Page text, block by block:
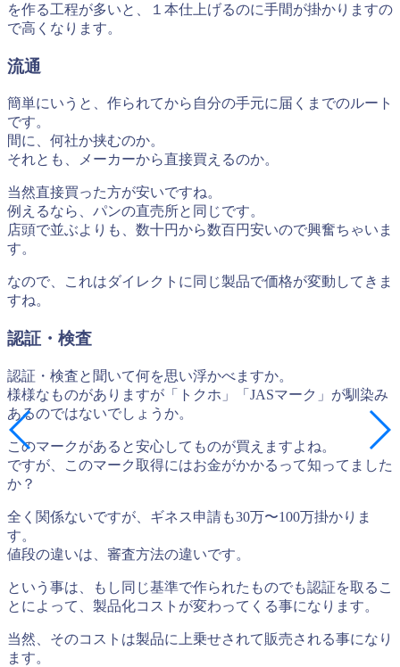
を作る工程が多いと、１本仕上げるのに手間が掛かりますの
で高くなります。
流通
簡単にいうと、作られてから自分の手元に届くまでのルート
です。
間に、何社か挟むのか。
それとも、メーカーから直接買えるのか。
当然直接買った方が安いですね。
例えるなら、パンの直売所と同じです。
店頭で並ぶよりも、数十円から数百円安いので興奮ちゃいま
す。
なので、これはダイレクトに同じ製品で価格が変動してきま
すね。
認証・検査
認証・検査と聞いて何を思い浮かべますか。
様様なものがありますが「トクホ」「JASマーク」が馴染み
あるのではないでしょうか。
このマークがあると安心してものが買えますよね。
ですが、このマーク取得にはお金がかかるって知ってました
か？
全く関係ないですが、ギネス申請も30万〜100万掛かりま
す。
値段の違いは、審査方法の違いです。
という事は、もし同じ基準で作られたものでも認証を取るこ
とによって、製品化コストが変わってくる事になります。
当然、そのコストは製品に上乗せされて販売される事になり
ます。